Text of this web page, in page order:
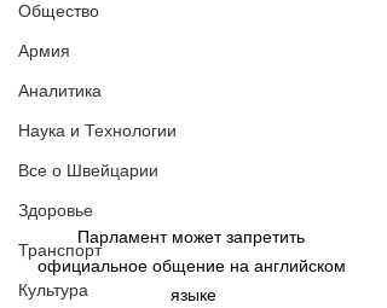
Общество
Армия
Аналитика
Наука и Технологии
Все о Швейцарии
Здоровье
Транспорт
Культура
Парламент может запретить
официальное общение на английском
языке